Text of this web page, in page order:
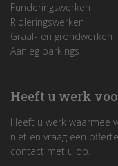
Funderingswerken
Rioleringswerken
Graaf- en grondwerken
Aanleg parkings
Heeft u werk
Heeft u werk waarmee
niet en vraag een
contact met u op.